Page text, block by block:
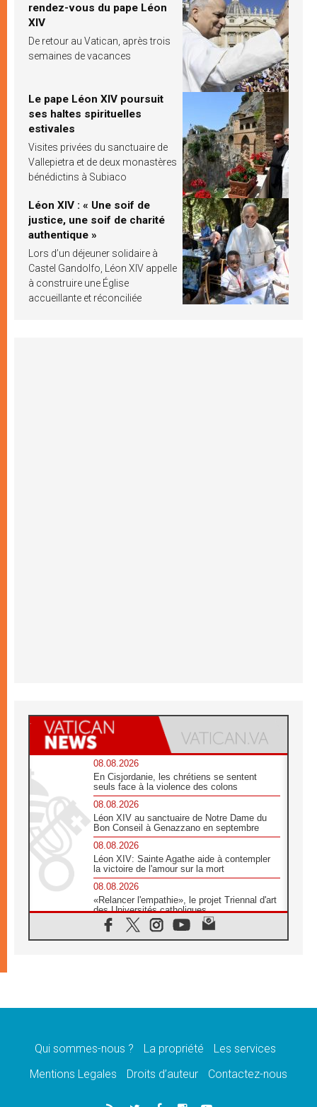
rendez-vous du pape Léon
XIV
De retour au Vatican, après trois
semaines de vacances
Le pape Léon XIV poursuit
ses haltes spirituelles
estivales
Visites privées du sanctuaire de
Vallepietra et de deux monastères
bénédictins à Subiaco
Léon XIV : « Une soif de
justice, une soif de charité
authentique »
Lors d’un déjeuner solidaire à
Castel Gandolfo, Léon XIV appelle
à construire une Église
accueillante et réconciliée
08.08.2026
En Cisjordanie, les chrétiens se sentent
seuls face à la violence des colons
08.08.2026
Léon XIV au sanctuaire de Notre Dame du
Bon Conseil à Genazzano en septembre
08.08.2026
Léon XIV: Sainte Agathe aide à contempler
la victoire de l'amour sur la mort
08.08.2026
«Relancer l'empathie», le projet Triennal d'art
des Universités catholiques
08.08.2026
Signis 2026, donner la parole aux religieuses
07.08.2026
07.08.2026
de l'Assomption et mémoire nationale
Qui sommes-nous ? La propriété
Les services
Mentions Legales
Droits d’auteur Contactez-nous